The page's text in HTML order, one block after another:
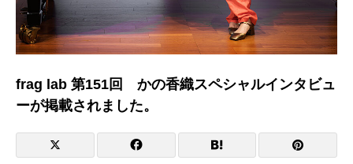
frag lab 第151回 かの香織スペシャルインタビュ
ーが掲載されました。